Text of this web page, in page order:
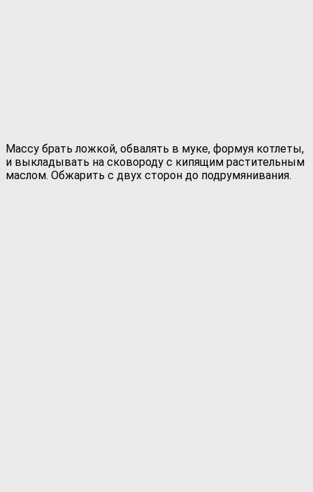
Массу брать ложкой, обвалять в муке, формуя котлеты,
и выкладывать на сковороду с кипящим растительным
маслом. Обжарить с двух сторон до подрумянивания.